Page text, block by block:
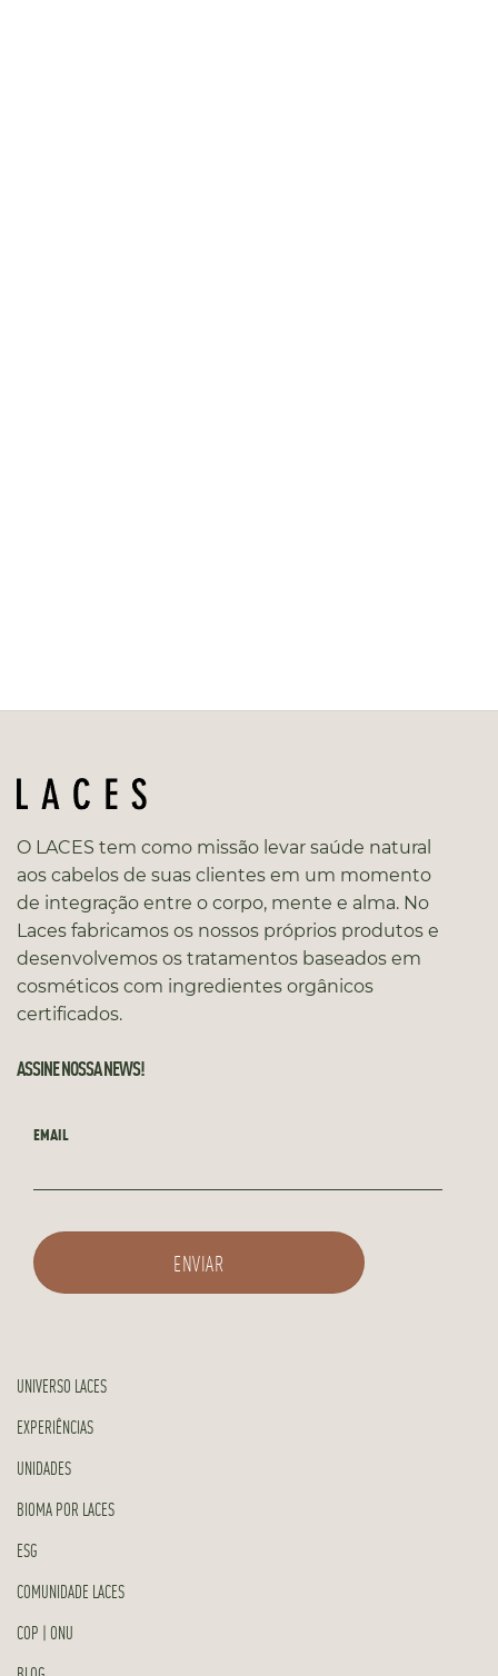
O LACES tem como missão levar saúde natural
aos cabelos de suas clientes em um momento
de integração entre o corpo, mente e alma. No
Laces fabricamos os nossos próprios produtos e
desenvolvemos os tratamentos baseados em
cosméticos com ingredientes orgânicos
certificados.
ASSINE NOSSA NEWS!
EMAIL
UNIVERSO LACES
EXPERIÊNCIAS
UNIDADES
BIOMA POR LACES
ESG
COMUNIDADE LACES
COP | ONU